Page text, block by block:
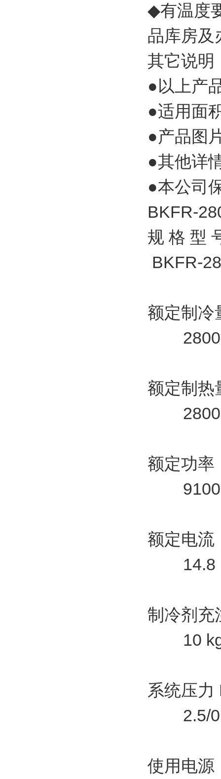
◆有温度
品库房及
其它说明
●以上产
●适用面
●产品图
●其他详
●本公司
BKFR-
规 格 型
BKFR-
额定制冷
额定制热
额定功
9100
额定电
14.8
制冷剂充
10
系统压力
2.5/
使用电源